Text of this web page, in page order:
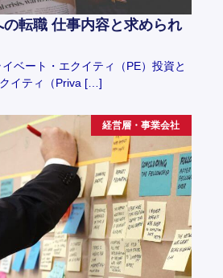
転職 仕事内容と求められ
ベート・エクイティ（PE）投資と
イティ（Priva […]
経営層・事業会社